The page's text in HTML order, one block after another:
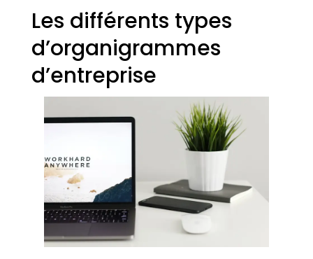
Les différents types
d’organigrammes
d’entreprise